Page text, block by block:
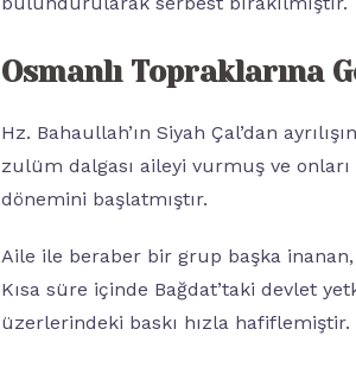
Osmanlı Topraklarına
Hz. Bahaullah’ın Siyah Çal’dan
zulüm dalgası aileyi vurmuş ve
dönemini başlatmıştır.
Aile ile beraber bir grup başka inanan,
Kısa süre içinde Bağdat’taki devlet
üzerlerindeki baskı hızla hafiflemiştir.